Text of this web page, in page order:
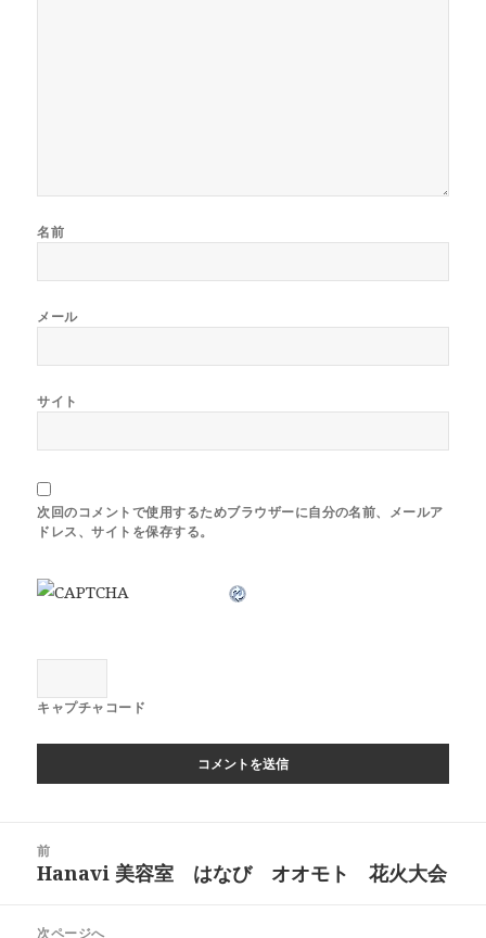
名前
メール
サイト
次回のコメントで使用するためブラウザーに自分の名前、メールア
ドレス、サイトを保存する。
キャプチャコード
前
前
投
Hanavi 美容室 はなび オオモト 花火大会
次ページへ